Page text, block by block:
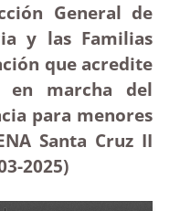
General de
y las Familias
que acredite
marcha del
para menores
Santa Cruz II
-2025)